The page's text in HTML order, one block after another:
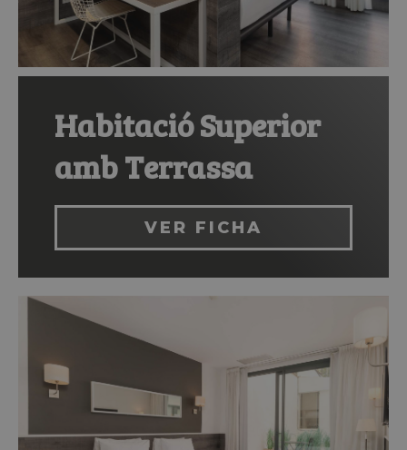
Habitació Superior
amb Terrassa
VER FICHA